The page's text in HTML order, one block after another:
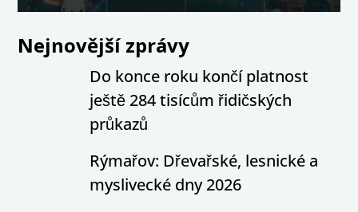
Nejnovější zprávy
Do konce roku končí platnost
ještě 284 tisícům řidičských
průkazů
Rýmařov: Dřevařské, lesnické a
myslivecké dny 2026